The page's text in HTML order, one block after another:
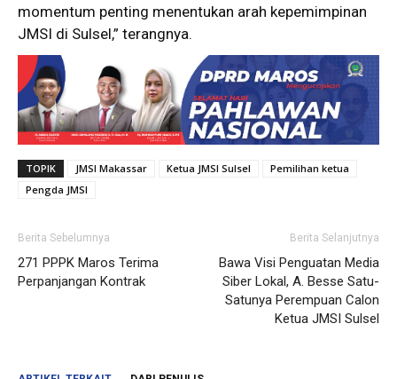
momentum penting menentukan arah kepemimpinan
JMSI di Sulsel,” terangnya.
TOPIK JMSI Makassar Ketua JMSI Sulsel
Pemilihan ketua
Pengda JMSI
Berita Sebelumnya
271 PPPK Maros Terima
Perpanjangan Kontrak
Berita Selanjutnya
Bawa Visi Penguatan Media
Siber Lokal, A. Besse Satu-
Satunya Perempuan Calon
Ketua JMSI Sulsel